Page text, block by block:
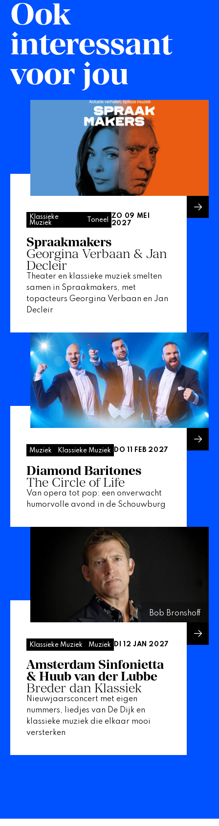
Ook
interessant
voor jou
Klassieke
Muziek
Toneel
ZO 09 MEI
2027
Spraakmakers
Georgina Verbaan & Jan
Decleir
Theater en klassieke muziek smelten
samen in Spraakmakers, met
topacteurs Georgina Verbaan en Jan
Decleir
Muziek Klassieke Muziek DO 11 FEB 2027
Diamond Baritones
The Circle of Life
Van opera tot pop: een onverwacht
humorvolle avond in de Schouwburg
Klassieke Muziek Muziek DI 12 JAN 2027
Amsterdam Sinfonietta
& Huub van der Lubbe
Breder dan Klassiek
Nieuwjaarsconcert met eigen
nummers, liedjes van De Dijk en
klassieke muziek die elkaar mooi
versterken
Bob Bronshoff